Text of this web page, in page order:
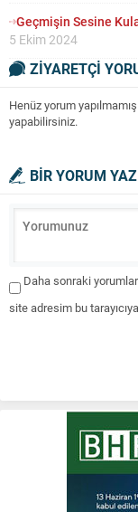
Geçmişin Sesine
5 Ekim 2024
ZİYARETÇİ
Henüz yorum
yapabilirsiniz.
BİR YORUM YAZ
Daha sonraki
site adresim bu